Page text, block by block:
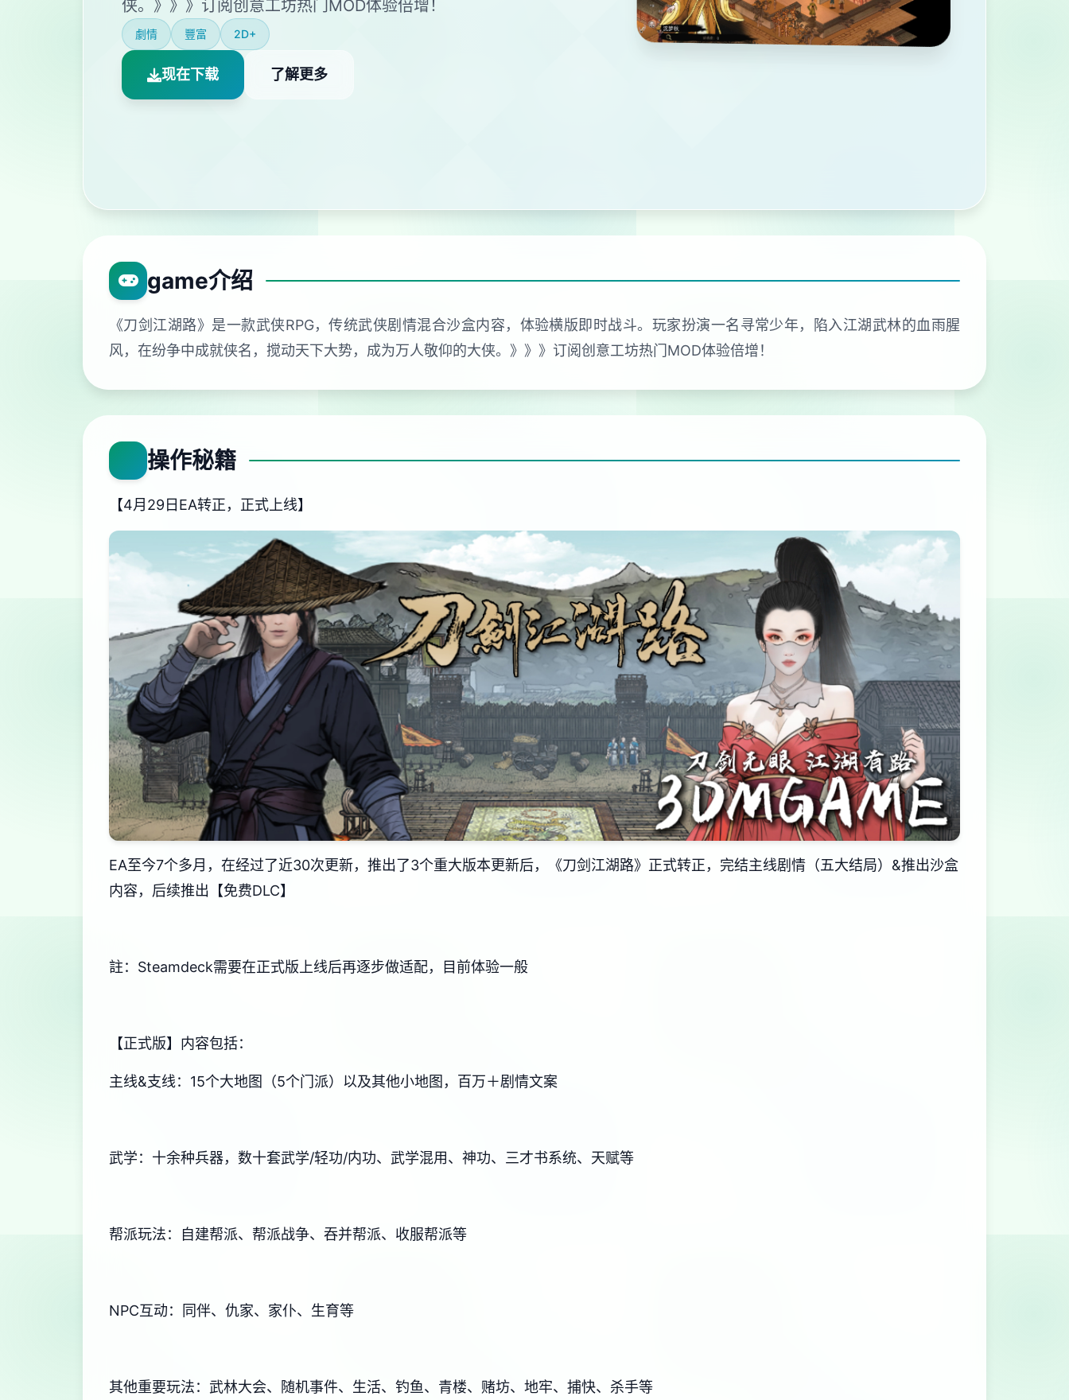
侠。》》》订阅创意工坊热门MOD体验倍增！
劇情 豐富 2D+
现在下载 了解更多
game介绍
《刀剑江湖路》是一款武侠RPG，传统武侠剧情混合沙盒内容，体验横版即时战斗。玩家扮演一名寻常少年，陷入江湖武林的血雨腥
风，在纷争中成就侠名，搅动天下大势，成为万人敬仰的大侠。》》》订阅创意工坊热门MOD体验倍增！
操作秘籍
【4月29日EA转正，正式上线】
EA至今7个多月，在经过了近30次更新，推出了3个重大版本更新后，《刀剑江湖路》正式转正，完结主线剧情（五大结局）&推出沙盒
内容，后续推出【免费DLC】
註：Steamdeck需要在正式版上线后再逐步做适配，目前体验一般
【正式版】内容包括：
主线&支线：15个大地图（5个门派）以及其他小地图，百万＋剧情文案
武学：十余种兵器，数十套武学/轻功/内功、武学混用、神功、三才书系统、天赋等
帮派玩法：自建帮派、帮派战争、吞并帮派、收服帮派等
NPC互动：同伴、仇家、家仆、生育等
其他重要玩法：武林大会、随机事件、生活、钓鱼、青楼、赌坊、地牢、捕快、杀手等